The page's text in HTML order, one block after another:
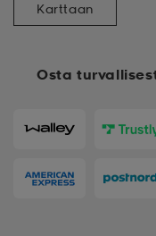
Osta
Karttaan